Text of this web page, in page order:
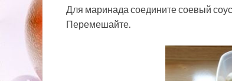
Для маринада соедините соевый
Перемешайте.